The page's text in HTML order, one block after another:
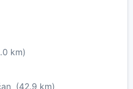
km)
(42.9 km)